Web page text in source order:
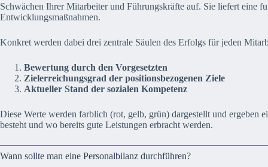
Schwächen Ihrer Mitarbeiter und Führungskräfte auf. Sie liefert eine
Entwicklungsmaßnahmen.
Konkret werden dabei drei zentrale Säulen des Erfolgs für jeden
Bewertung durch den Vorgesetzten
Zielerreichungsgrad der positionsbezogenen Ziele
Aktueller Stand der sozialen Kompetenz
Diese Werte werden farblich (rot, gelb, grün) dargestellt und
besteht und wo bereits gute Leistungen erbracht werden.
Wann sollte man eine Personalbilanz durchführen?